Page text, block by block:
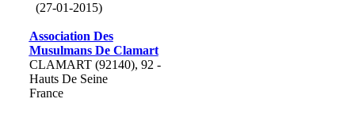
(27-01-2015)
Association Des
Musulmans De Clamart
CLAMART (92140), 92 -
Hauts De Seine
France